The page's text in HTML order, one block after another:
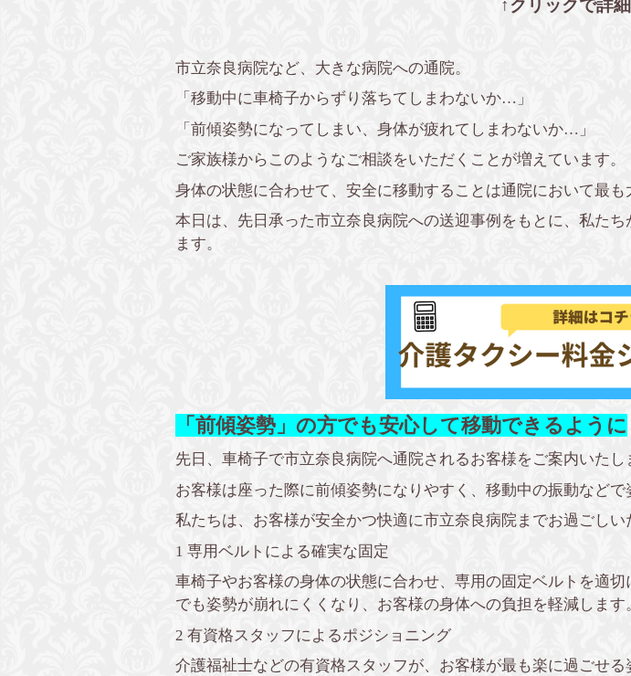
↑クリックで詳
市立奈良病院など、大きな病院への通院。
「移動中に車椅子からずり落ちてしまわないか…」
「前傾姿勢になってしまい、身体が疲れてしまわないか…」
ご家族様からこのようなご相談をいただくことが増えています。
身体の状態に合わせて、安全に移動することは通院において最も
本日は、先日承った市立奈良病院への送迎事例をもとに、私た
ます。
「前傾姿勢」の方でも安心して移動できるように
先日、車椅子で市立奈良病院へ通院されるお客様をご案内いたし
お客様は座った際に前傾姿勢になりやすく、移動中の振動など
私たちは、お客様が安全かつ快適に市立奈良病院までお過ごし
1 専用ベルトによる確実な固定
車椅子やお客様の身体の状態に合わせ、専用の固定ベルトを適
でも姿勢が崩れにくくなり、お客様の身体への負担を軽減します
2 有資格スタッフによるポジショニング
介護福祉士などの有資格スタッフが、お客様が最も楽に過ごせ